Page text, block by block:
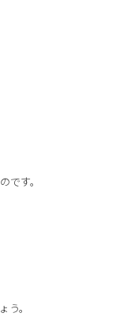
です。
。